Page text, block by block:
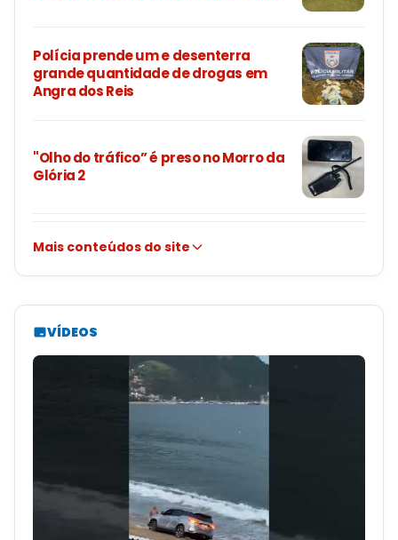
Polícia prende um e desenterra
grande quantidade de drogas em
Angra dos Reis
"Olho do tráfico” é preso no Morro da
Glória 2
Mais conteúdos do site
VÍDEOS